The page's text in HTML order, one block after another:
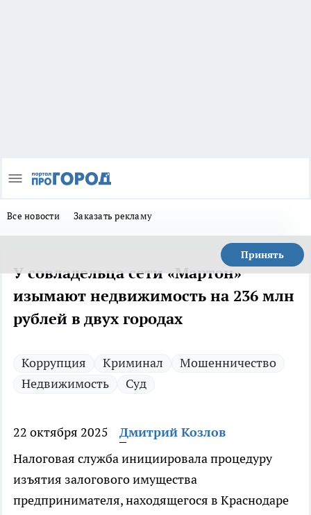
Все новости Заказать рекламу
Принять
У совладельца сети «Мартон»
изымают недвижимость на 236 млн
рублей в двух городах
Коррупция Криминал
Мошенничество
Недвижимость
Суд
22 октября 2025
Дмитрий Козлов
Налоговая служба инициировала процедуру
изъятия залогового имущества
предпринимателя, находящегося в Краснодаре